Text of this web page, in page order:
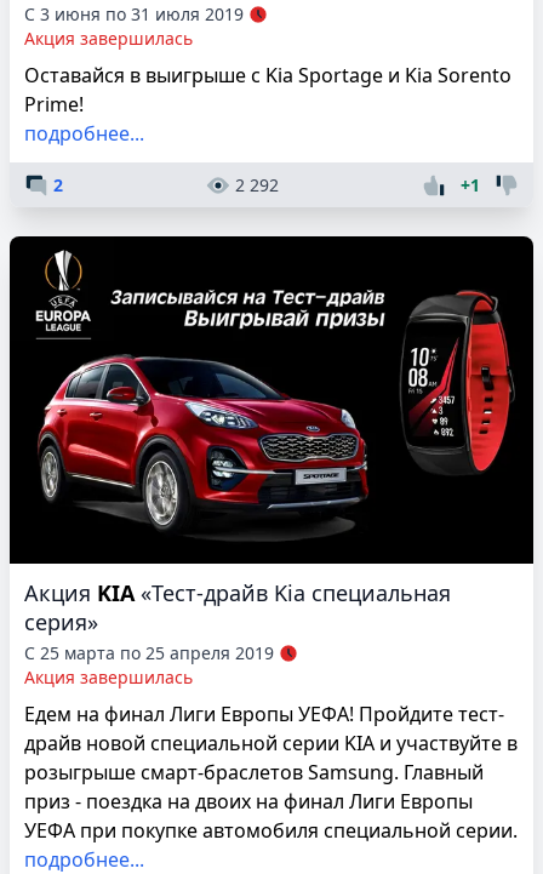
С 3 июня по 31 июля 2019
Акция завершилась
Оставайся в выигрыше с Kia Sportage и Kia Sorento
Prime!
подробнее...
2 2 292 +1
Акция KIA «Тест-драйв Kia специальная
серия»
С 25 марта по 25 апреля 2019
Акция завершилась
Едем на финал Лиги Европы УЕФА! Пройдите тест-
драйв новой специальной серии KIA и участвуйте в
розыгрыше смарт-браслетов Samsung. Главный
приз - поездка на двоих на финал Лиги Европы
УЕФА при покупке автомобиля специальной серии.
подробнее...